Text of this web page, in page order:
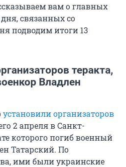
вам о главных
связанных со
подводим итоги 13
теракта,
Владлен
установили организаторов
2 апреля в Санкт-
которого погиб военный
Татарский. По
ими были украинские